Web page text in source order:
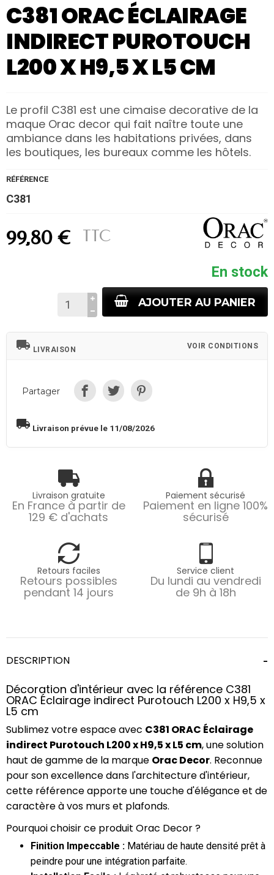
C381 ORAC ÉCLAIRAGE
INDIRECT PUROTOUCH
L200 X H9,5 X L5 CM
Le profil C381 est une cimaise decorative de la
maque Orac decor qui fait naître toute une
ambiance dans les habitations privées, dans
les boutiques, les bureaux comme les hôtels.
RÉFÉRENCE
C381
99,80 € TTC
En stock
AJOUTER AU PANIER
local_shipping LIVRAISON VOIR CONDITIONS
Partager
local_shipping Livraison prévue le 11/08/2026
Livraison gratuite
En France à partir de
129 € d'achats
Paiement sécurisé
Paiement en ligne 100%
sécurisé
Retours faciles
Retours possibles
pendant 14 jours
Service client
Du lundi au vendredi
de 9h à 18h
DESCRIPTION
Décoration d'intérieur avec la référence C381
ORAC Éclairage indirect Purotouch L200 x H9,5 x
L5 cm
Sublimez votre espace avec C381 ORAC Éclairage
indirect Purotouch L200 x H9,5 x L5 cm, une solution
haut de gamme de la marque Orac Decor. Reconnue
pour son excellence dans l'architecture d'intérieur,
cette référence apporte une touche d'élégance et de
caractère à vos murs et plafonds.
Pourquoi choisir ce produit Orac Decor ?
Finition Impeccable : Matériau de haute densité prêt à
peindre pour une intégration parfaite.